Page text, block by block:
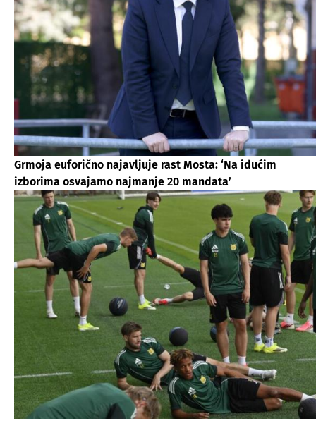
Grmoja euforično najavljuje rast Mosta: ‘Na idućim
izborima osvajamo najmanje 20 mandata’